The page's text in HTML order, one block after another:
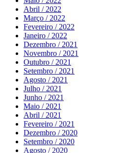
Abril / 2022
Março / 2022
Fevereiro / 2022
Janeiro / 2022
Dezembro / 2021
Novembro / 2021
Outubro / 2021
Setembro / 2021
Agosto / 2021
Julho / 2021
Junho / 2021
Maio / 2021
Abril / 2021
Fevereiro / 2021
Dezembro / 2020
Setembro / 2020
Agosto / 2020